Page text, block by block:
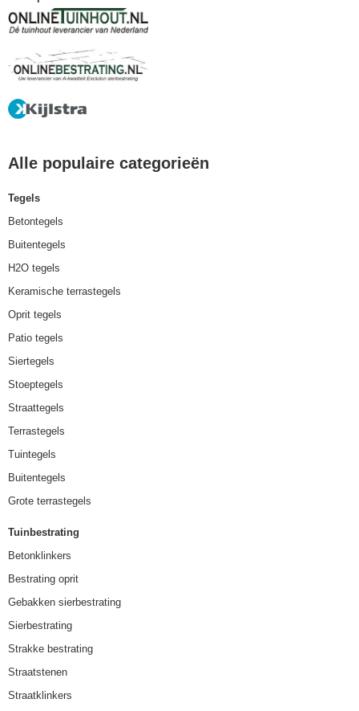
Alle populaire categorieën
Tegels
Betontegels
Buitentegels
H2O tegels
Keramische terrastegels
Oprit tegels
Patio tegels
Siertegels
Stoeptegels
Straattegels
Terrastegels
Tuintegels
Buitentegels
Grote terrastegels
Tuinbestrating
Betonklinkers
Bestrating oprit
Gebakken sierbestrating
Sierbestrating
Strakke bestrating
Straatstenen
Straatklinkers